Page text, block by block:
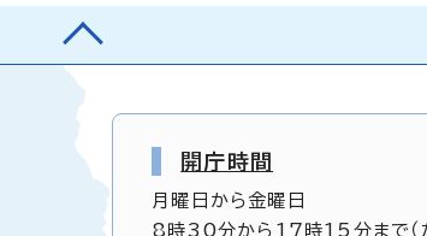
開庁時間
月曜日から金曜日
8時30分から17時15分まで（